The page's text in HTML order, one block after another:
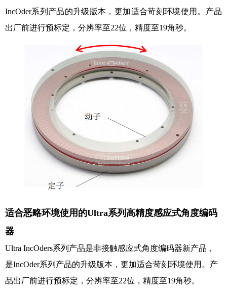
IncOder系列产品的升级版本，更加适合苛刻环境使用。产品
出厂前进行预标定，分辨率至22位，精度至19角秒。
适合恶略环境使用的Ultra系列高精度感应式角度编码
器
Ultra IncOders系列产品是非接触感应式角度编码器新产品，
是IncOder系列产品的升级版本，更加适合苛刻环境使用。产
品出厂前进行预标定，分辨率至22位，精度至19角秒。